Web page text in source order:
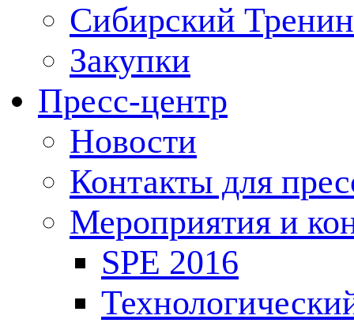
Сибирский
Закупки
Пресс-центр
Новости
Контакты для
Мероприятия и
SPE 2016